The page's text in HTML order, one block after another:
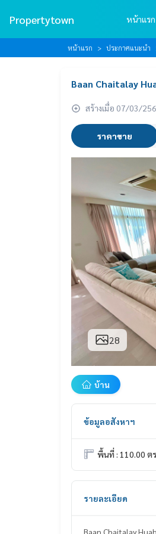
Propertytown หน้าแรก
หน้าแรก ประกาศแนะนำ
Baan Chaitalay
สร้างเมื่อ 07/03/
ราคาขาย
28
บ้าน
ข้อมูลอสังหาฯ
พื้นที่ : 110.00 ตร
รายละเอียด
Baan Chaitalay